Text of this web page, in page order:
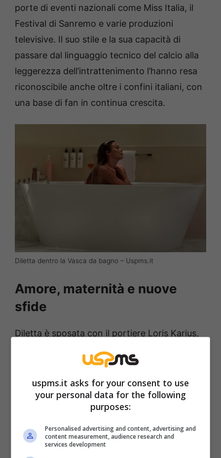
porte di eventi nazionali come Miss Italia, il
Festival di Sanremo e varie produzioni
televisive. Il suo stile e la sua capacità di
passare dal linguaggio tecnico del calcio alla
leggerezza dell’intrattenimento l’hanno resa
riconoscibile anche oltre i confini italiani, con
una base di fan in continua crescita.
Diletta dentro la Vasca da bagno – Uspms.it
Amore, maternità e nuove
sfide
Diletta è sposata con il portiere Loris Karius,
con cui ha avuto la figlia Aria, nata il 16
agosto 2023. Una maternità vissuta con
entusiasmo, che ha aggiunto una nuova
dimensione alla sua vita pubblica e privata,
rendendola ancora più vicina al suo pubblico.
La frase che ha infiammato il
uspms.it asks for your consent to use
your personal data for the following
purposes:
Personalised advertising and content, advertising and
content measurement, audience research and
services development